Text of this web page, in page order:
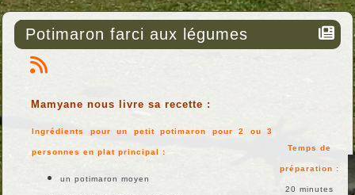
Potimaron farci aux légumes
Mamyane nous livre sa recette :
Ingrédients pour un petit potimaron pour 2 ou 3
personnes en plat principal :
un potimaron moyen
Temps de
préparation :
20 minutes